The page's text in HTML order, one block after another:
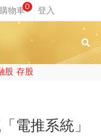
0
股 存股
電推系統」